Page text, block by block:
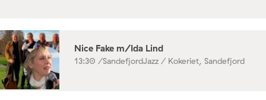
Nice Fake m/Ida Lind
13:30 /SandefjordJazz / Kokeriet, Sandefjord